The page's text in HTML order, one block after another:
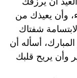
وأن يعيذك من
شفتاك
أسأله أن
وأن يريح قلبك